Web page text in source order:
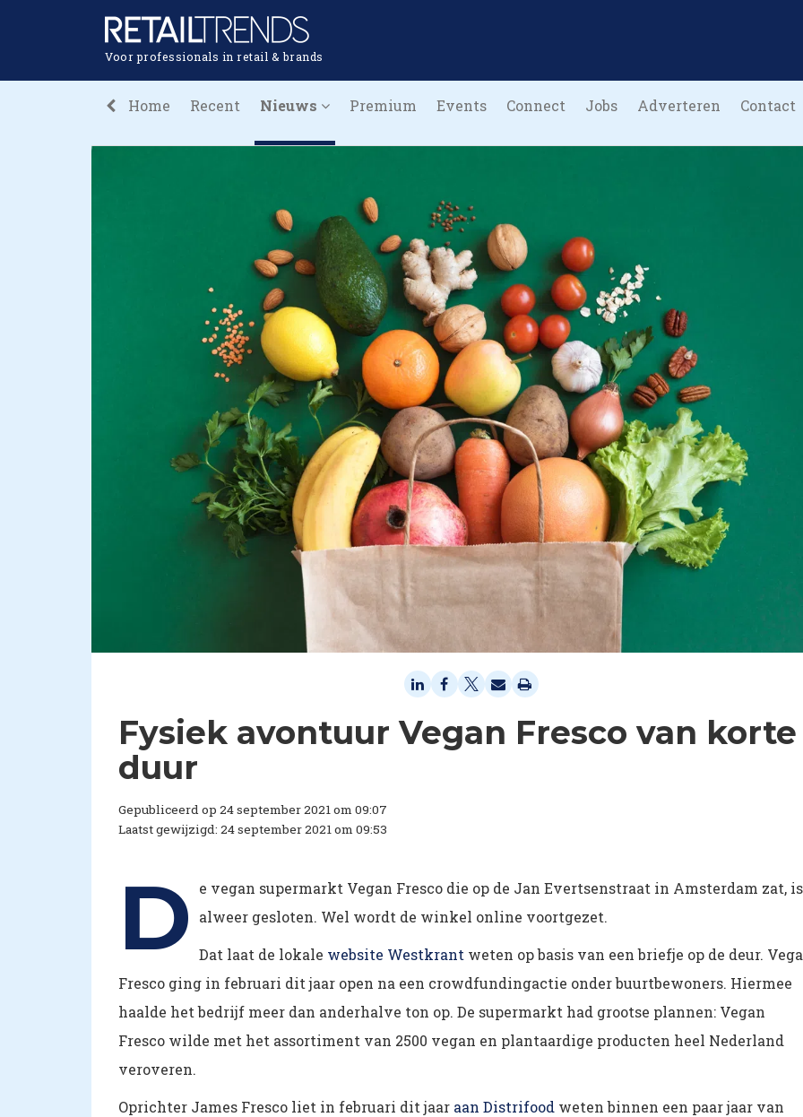
Voor professionals in retail & brands
Home Recent Nieuws Premium Events Connect Jobs Adverteren Contact
Fysiek avontuur Vegan Fresco van korte
duur
Gepubliceerd op 24 september 2021 om 09:07
Laatst gewijzigd: 24 september 2021 om 09:53
D
e vegan supermarkt Vegan Fresco die op de Jan Evertsenstraat in Amsterdam zat, is
alweer gesloten. Wel wordt de winkel online voortgezet.
Dat laat de lokale website Westkrant weten op basis van een briefje op de deur.
Fresco ging in februari dit jaar open na een crowdfundingactie onder buurtbewoners. Hiermee
haalde het bedrijf meer dan anderhalve ton op. De supermarkt had grootse plannen: Vegan
Fresco wilde met het assortiment van 2500 vegan en plantaardige producten heel Nederland
veroveren.
Oprichter James Fresco liet in februari dit jaar aan Distrifood weten binnen een paar jaar van